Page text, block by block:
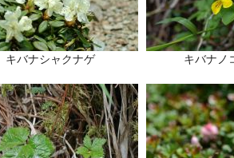
キバナシャクナゲ キバナノ